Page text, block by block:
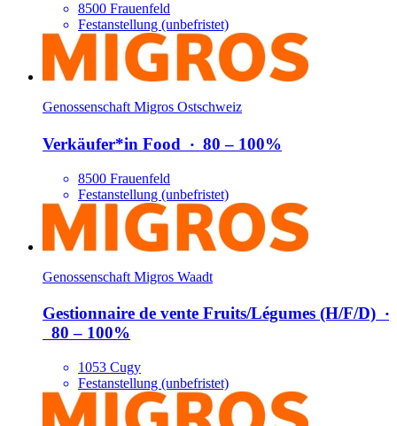
8500 Frauenfeld
Festanstellung (unbefristet)
Genossenschaft Migros Ostschweiz
Verkäufer*​in Food ‧ 80 – 100%
8500 Frauenfeld
Festanstellung (unbefristet)
Genossenschaft Migros Waadt
Gestionnaire de vente Fruits/​Légumes (H/​F/​D) ‧
80 – 100%
1053 Cugy
Festanstellung (unbefristet)